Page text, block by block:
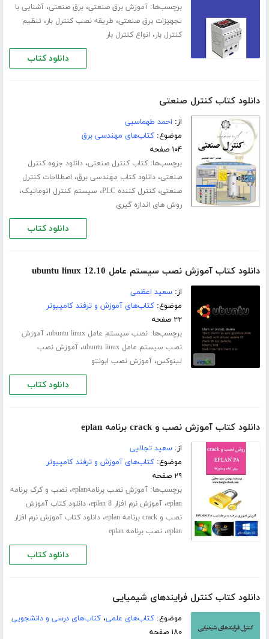
برچسب‌ها:آموزش برق صنعتی،برق صنعتی،آشنایی با
تجهیزات برق صنعتی، طریقه نصب کنترل بار، تنظیم
کنترل بار، انواع کنترل بار
دانلود کتاب
دانلود کتاب کنترل صنعتی
از: احمد طهماسبی
موضوع:کتاب‌های مهندسی برق
۱۰۴ صفحه
برچسب‌ها:کتاب کنترل صنعتی،دانلود جزوه کنترل
صنعتی،دانلود کتاب مهندسی برق، اصطلاحات کنترل
صنعتی،کنترل کننده PLC ، سیستم کنترل اتوماتیک،
روش های اندازه گیری
دانلود کتاب
دانلود کتاب آموزش نصب سیستم عامل ubuntu linux 12.10
از:سعید اعظمی
موضوع:کتاب‌های آموزش و ترفند کامپیوتر
۲۲ صفحه
برچسب‌ها:نصب سیستم عامل ubuntu linux ،آموزش
نصب سیستم عامل ubuntu linux
،آموزش نصب
لینوکس،آموزش نصب ابونتو
دانلود کتاب
دانلود کتاب آموزش نصب و crack برنامه eplan
از:سعید تجلایی
موضوع:کتاب‌های آموزش و ترفند کامپیوتر
۲۹ صفحه
برچسب‌ها:آموزش نصب برنامهeplan ،نصب و کرک برنامه
eplan،آموزش نرم افزار eplan 8 ،دانلود کتاب آموزش
نصب و crack برنامه eplan
،دانلود کتاب آموزش نرم افزار
eplan،نصب برنامه eplan
دانلود کتاب
دانلود کتاب کنترل فرایندهای شیمیایی
موضوع:کتاب‌های علمی،کتاب‌های درسی و دانشجویی
۱۸۰ صفحه